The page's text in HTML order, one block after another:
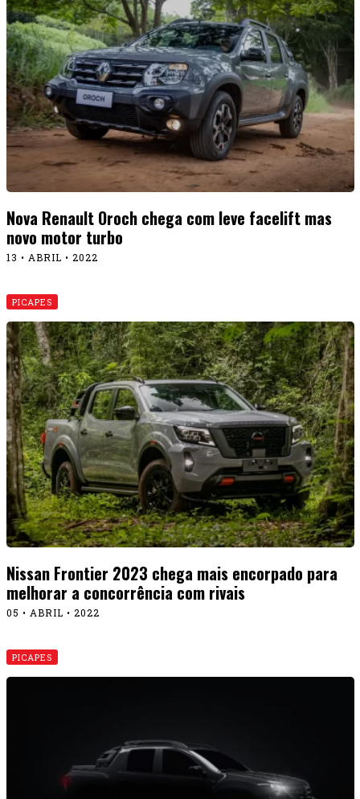
Nova Renault Oroch chega com leve facelift mas
novo motor turbo
13 • ABRIL • 2022
PICAPES
Nissan Frontier 2023 chega mais encorpado para
melhorar a concorrência com rivais
05 • ABRIL • 2022
PICAPES